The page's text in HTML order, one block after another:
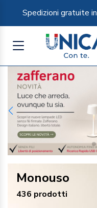
Spedizioni gratuite
Monouso
436 prodotti